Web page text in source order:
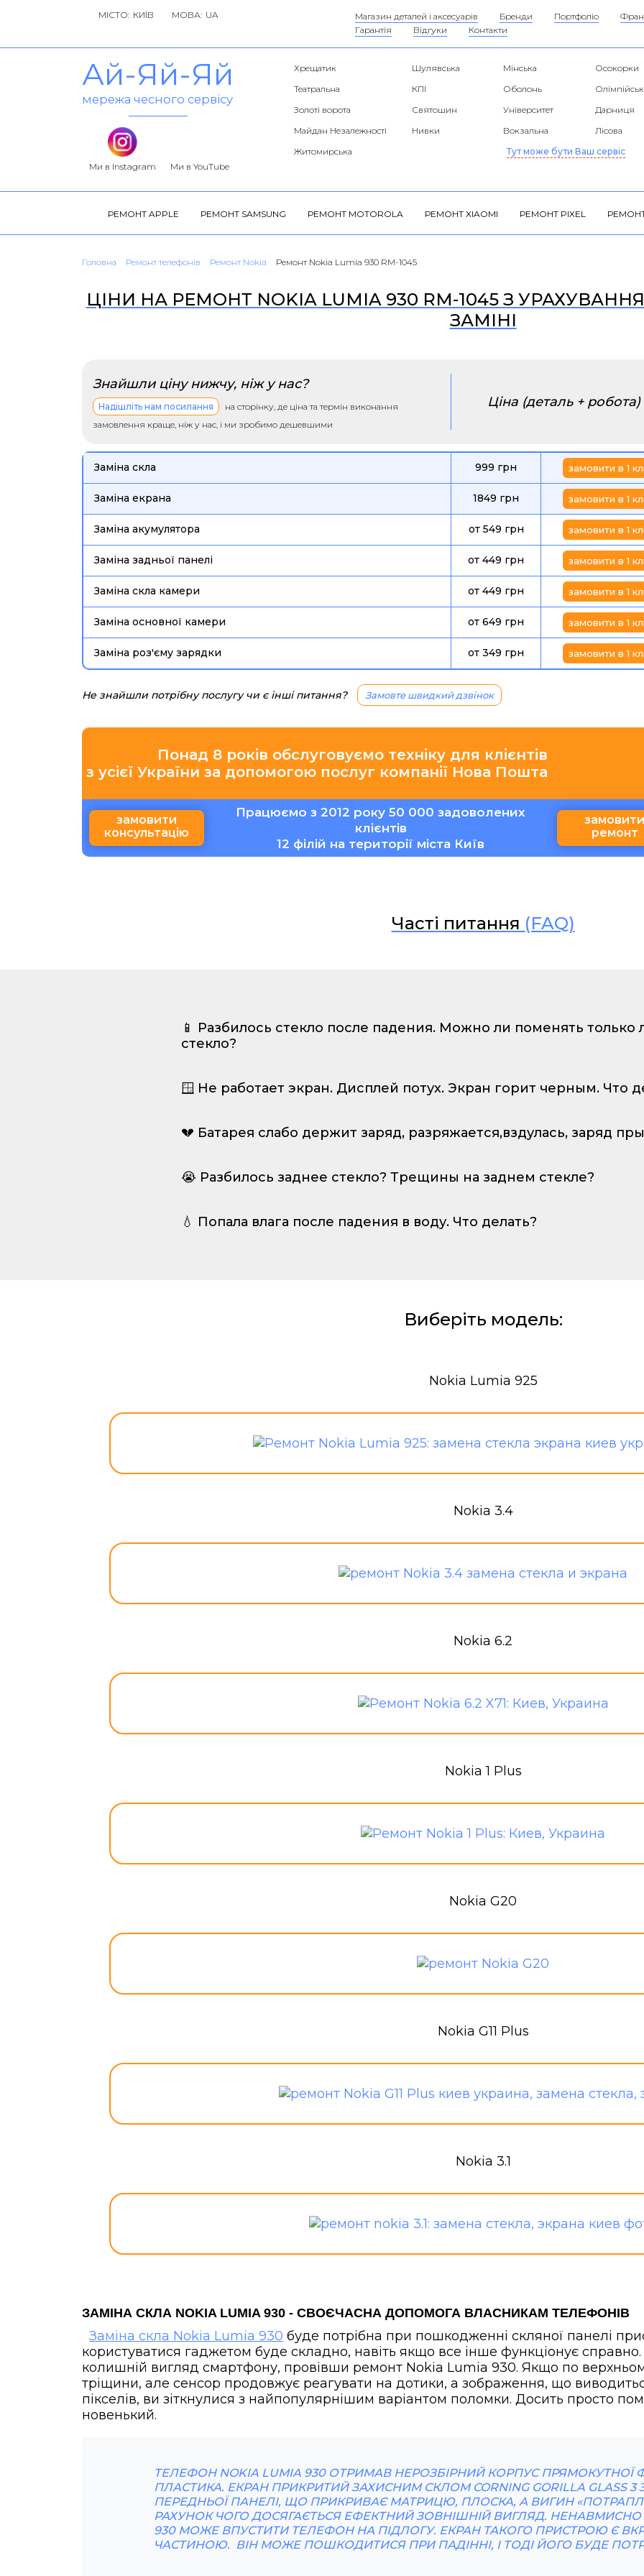
МІСТО: МОВА: Магазин деталей і аксесуарів Бренди Портфоліо
Гарантія
Відгуки Контакти
Ай-Яй-Яй
мережа чесного сервісу
Ми в Instagram Ми в YouTube
Хрещатик Шулявська Мінська
Осокорки
Театральна
КПІ Оболонь
Золоті ворота
Святошин Університет
Дарниця
Майдан Незалежності
Нивки Вокзальна
Лісова
Житомирська
Тут може бути Ваш сервіс
РЕМОНТ APPLE РЕМОНТ SAMSUNG РЕМОНТ MOTOROLA РЕМОНТ XIAOMI РЕМОНТ PIXEL
Головна Ремонт телефонів Ремонт Nokia Ремонт Nokia Lumia 930 RM-1045
ЦІНИ НА РЕМОНТ NOKIA LUMIA 930 RM-1045 З
ЗАМІНІ
Знайшли ціну нижчу, ніж у нас?
Надішліть нам посилання
на сторінку, де ціна та термін виконання
замовлення краще, ніж у нас, і ми зробимо дешевшими
Ціна (деталь + робота)
Заміна скла 999 грн замовити в 1
Заміна екрана 1849 грн замовити в 1
Заміна акумулятора от 549 грн замовити в 1
Заміна задньої панелі от 449 грн замовити в 1
Заміна скла камери от 449 грн замовити в 1
Заміна основної камери от 649 грн замовити в 1
Заміна роз'єму зарядки от 349 грн замовити в 1
Не знайшли потрібну послугу чи є інші питання? Замовте швидкий дзвінок
Понад 8 років обслуговуємо техніку для клієнтів
з усієї України за допомогою послуг компанії Нова Пошта
замовити
консультацію
Працюємо з 2012 року 50 000 задоволених
клієнтів
12 філій на території міста Київ
замовити
ремонт
Часті питання (FAQ)
📱 Разбилось стекло после падения. Можно ли поменять только
стекло?
🪟 Не работает экран. Дисплей потух. Экран горит черным. Что
💔 Батарея слабо держит заряд, разряжается,вздулась, заряд
😭 Разбилось заднее стекло? Трещины на заднем стекле?
💧 Попала влага после падения в воду. Что делать?
Виберіть модель:
Nokia Lumia 925
Nokia 3.4
Nokia 6.2
Nokia 1 Plus
Nokia G20
Nokia G11 Plus
Nokia 3.1
ЗАМІНА СКЛА NOKIA LUMIA 930 - СВОЄЧАСНА ДОПОМОГА ВЛАСНИКАМ ТЕЛЕФОНІВ
Заміна скла Nokia Lumia 930 буде потрібна при пошкодженні скляної панелі
користуватися гаджетом буде складно, навіть якщо все інше функціонує
колишній вигляд смартфону, провівши ремонт Nokia Lumia 930. Якщо по
тріщини, але сенсор продовжує реагувати на дотики, а зображення, що
пікселів, ви зіткнулися з найпопулярнішим варіантом поломки. Досить просто
новенький.
ТЕЛЕФОН NOKIA LUMIA 930 ОТРИМАВ НЕРОЗБІРНИЙ КОРПУС ПРЯМОКУТНОЇ
ПЛАСТИКА. ЕКРАН ПРИКРИТИЙ ЗАХИСНИМ СКЛОМ CORNING GORILLA GLASS
ПЕРЕДНЬОЇ ПАНЕЛІ, ЩО ПРИКРИВАЄ МАТРИЦЮ, ПЛОСКА, А ВИГИН
РАХУНОК ЧОГО ДОСЯГАЄТЬСЯ ЕФЕКТНИЙ ЗОВНІШНІЙ ВИГЛЯД. НЕНАВМИСНО
930 МОЖЕ ВПУСТИТИ ТЕЛЕФОН НА ПІДЛОГУ. ЕКРАН ТАКОГО ПРИСТРОЮ Є
ЧАСТИНОЮ. ВІН МОЖЕ ПОШКОДИТИСЯ ПРИ ПАДІННІ, І ТОДІ ЙОГО БУДЕ